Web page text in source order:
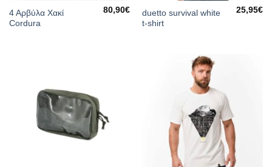
4 Αρβύλα Χακί
Cordura
80,90€
duetto survival white
t-shirt
25,95€